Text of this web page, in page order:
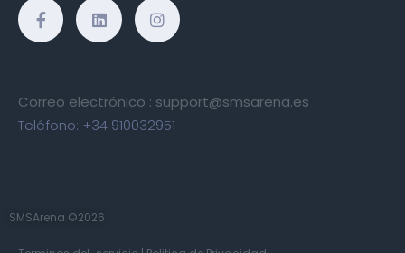
Correo electrónico : support@smsarena.es
Teléfono: +34 910032951
SMSArena ©2026